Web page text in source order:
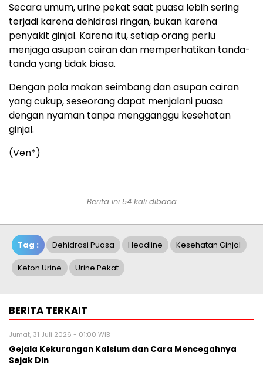
Secara umum, urine pekat saat puasa lebih sering
terjadi karena dehidrasi ringan, bukan karena
penyakit ginjal. Karena itu, setiap orang perlu
menjaga asupan cairan dan memperhatikan tanda-
tanda yang tidak biasa.
Dengan pola makan seimbang dan asupan cairan
yang cukup, seseorang dapat menjalani puasa
dengan nyaman tanpa mengganggu kesehatan
ginjal.
(Ven*)
Berita ini 54 kali dibaca
Tag : Dehidrasi Puasa Headline Kesehatan Ginjal
Keton Urine Urine Pekat
BERITA TERKAIT
Jumat, 31 Juli 2026 - 01:00 WIB
Gejala Kekurangan Kalsium dan Cara Mencegahnya
Sejak Din